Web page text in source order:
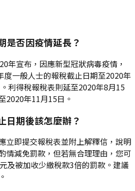
是否因疫情延長？
年宣布，因應新型冠狀病毒疫情，
度一般人士的報稅截止日期至2020年
利得稅報稅表則延至2020年8月15
2020年11月15日。
日期後該怎麼辦？
立即提交報稅表並附上解釋信，說明
情減免罰款，但若無合理理由，您可
及被加收少繳稅款3倍的罰款。建議